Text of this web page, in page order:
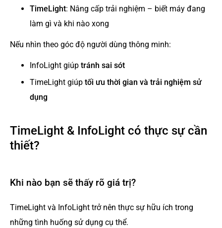
TimeLight: Nâng cấp trải nghiệm – biết máy đang
làm gì và khi nào xong
Nếu nhìn theo góc độ người dùng thông minh:
InfoLight giúp tránh sai sót
TimeLight giúp tối ưu thời gian và trải nghiệm sử
dụng
TimeLight & InfoLight có thực sự cần
thiết?
Khi nào bạn sẽ thấy rõ giá trị?
TimeLight và InfoLight trở nên thực sự hữu ích trong
những tình huống sử dụng cụ thể.